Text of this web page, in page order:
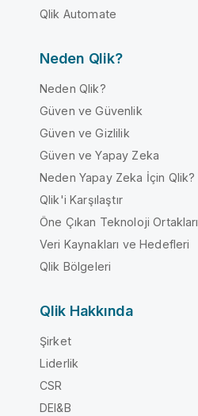
Qlik Automate
Neden Qlik?
Neden Qlik?
Güven ve Güvenlik
Güven ve Gizlilik
Güven ve Yapay Zeka
Neden Yapay Zeka İçin Qlik?
Qlik'i Karşılaştır
Öne Çıkan Teknoloji Ortakları
Veri Kaynakları ve Hedefleri
Qlik Bölgeleri
Qlik Hakkında
Şirket
Liderlik
CSR
DEI&B